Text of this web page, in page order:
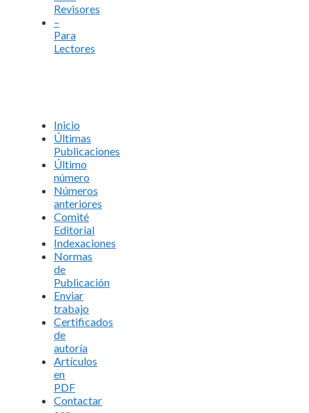
Revisores
–
Para
Lectores
Inicio
Últimas
Publicaciones
Último
número
Números
anteriores
Comité
Editorial
Indexaciones
Normas
de
Publicación
Enviar
trabajo
Certificados
de
autoría
Artículos
en
PDF
Contactar